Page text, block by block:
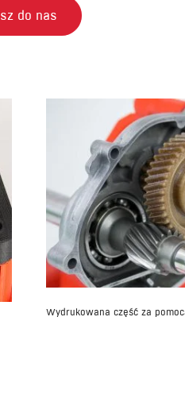
do nas
Wydrukowana część za